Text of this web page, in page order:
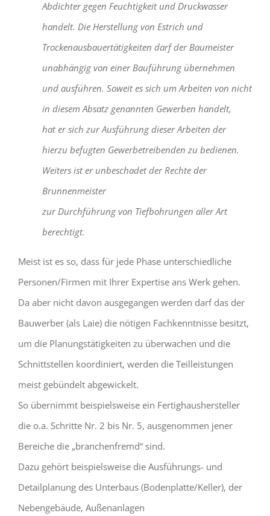
Abdichter gegen Feuchtigkeit und Druckwasser
handelt. Die Herstellung von Estrich und
Trockenausbauertätigkeiten darf der Baumeister
unabhängig von einer Bauführung übernehmen
und ausführen. Soweit es sich um Arbeiten von nicht
in diesem Absatz genannten Gewerben handelt,
hat er sich zur Ausführung dieser Arbeiten der
hierzu befugten Gewerbetreibenden zu bedienen.
Weiters ist er unbeschadet der Rechte der
Brunnenmeister
zur Durchführung von Tiefbohrungen aller Art
berechtigt.
Meist ist es so, dass für jede Phase unterschiedliche
Personen/Firmen mit Ihrer Expertise ans Werk gehen.
Da aber nicht davon ausgegangen werden darf das der
Bauwerber (als Laie) die nötigen Fachkenntnisse besitzt,
um die Planungstätigkeiten zu überwachen und die
Schnittstellen koordiniert, werden die Teilleistungen
meist gebündelt abgewickelt.
So übernimmt beispielsweise ein Fertighaushersteller
die o.a. Schritte Nr. 2 bis Nr. 5, ausgenommen jener
Bereiche die „branchenfremd“ sind.
Dazu gehört beispielsweise die Ausführungs- und
Detailplanung des Unterbaus (Bodenplatte/Keller), der
Nebengebäude, Außenanlagen